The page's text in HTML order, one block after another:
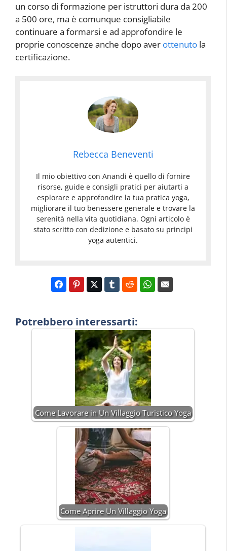
un corso di formazione per istruttori dura da 200
a 500 ore, ma è comunque consigliabile
continuare a formarsi e ad approfondire le
proprie conoscenze anche dopo aver ottenuto la
certificazione.
Rebecca Beneventi
Il mio obiettivo con Anandi è quello di fornire
risorse, guide e consigli pratici per aiutarti a
esplorare e approfondire la tua pratica yoga,
migliorare il tuo benessere generale e trovare la
serenità nella vita quotidiana. Ogni articolo è
stato scritto con dedizione e basato su principi
yoga autentici.
Potrebbero interessarti:
Come Lavorare in Un Villaggio Turistico Yoga
Come Aprire Un Villaggio Yoga